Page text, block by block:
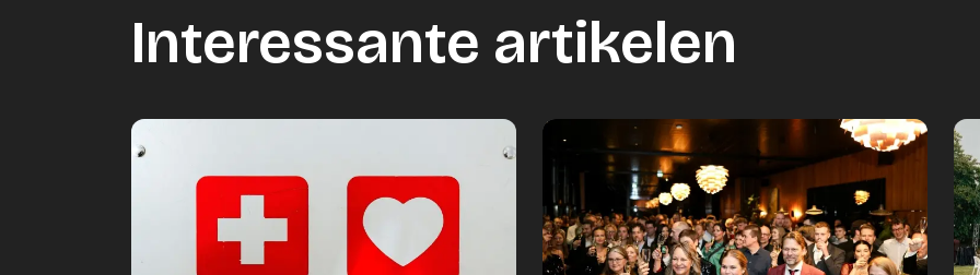
Interessante artikelen